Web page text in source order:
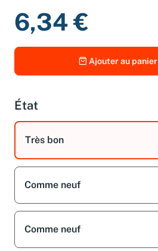
6,34 €
Ajouter au panier
État
Très bon
Comme neuf
Comme neuf